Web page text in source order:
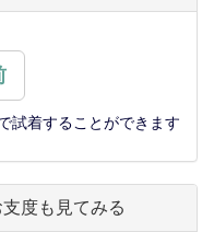
試着することができます
度も見てみる